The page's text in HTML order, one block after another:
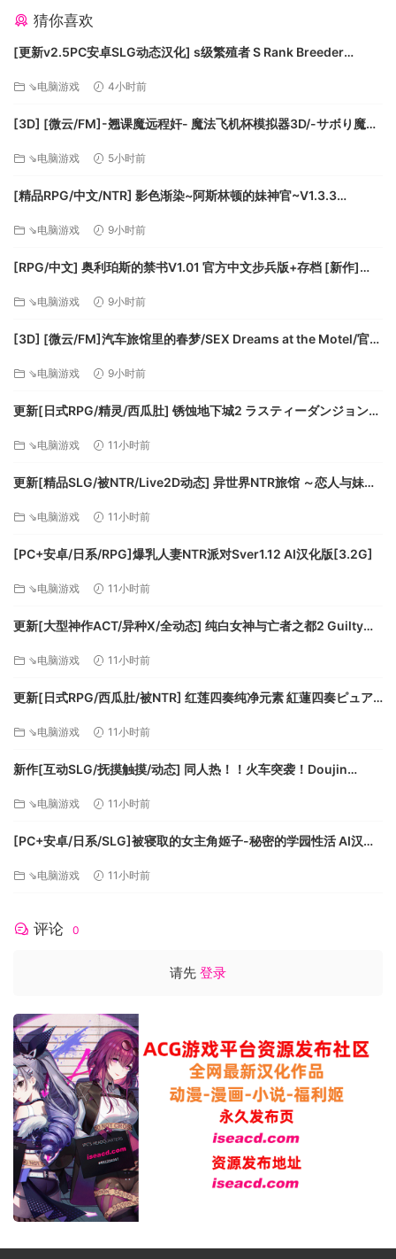
掉潮流罪犯们！使用特别定制武器来修补潮流漏洞：拿出正义
腰带，将不好好穿裤子的人就地正法；让袜子地精解决那些穿
略，想尽办法让特德波利斯再次成为潮流的避风港吧！
物，以及穿街走巷畅饮鸡尾酒！活出风采吧！教化潮流罪犯
密套装；接触时尚的上流人士，探索这个奇妙故事背后的真相
——这一大堆潮流罪犯都是从哪儿冒出来的！？
猜你喜欢
[更新v2.5PC安卓SLG动态汉化] s级繁殖者 S Rank Breeder
⇘电脑游戏 4小时前
[3D] [微云/FM]-翘课魔远程奸- 魔法飞机杯模拟器3D/-サボり魔遠
⇘电脑游戏 5小时前
[精品RPG/中文/NTR] 影色渐染~阿斯林顿的妹神官~V1.3.3
[FM/7.5G/百度]
⇘电脑游戏 9小时前
[RPG/中文] 奥利珀斯的禁书V1.01 官方中文步兵版+存档 [新作]
⇘电脑游戏 9小时前
[3D] [微云/FM]汽车旅馆里的春梦/SEX Dreams at the Motel/官中
⇘电脑游戏 9小时前
更新[日式RPG/精灵/西瓜肚] 锈蚀地下城2 ラスティーダンジョン2
⇘电脑游戏 11小时前
更新[精品SLG/被NTR/Live2D动态] 异世界NTR旅馆 ～恋人与妹妹
⇘电脑游戏 11小时前
[PC+安卓/日系/RPG]爆乳人妻NTR派对Sver1.12 AI汉化版[3.2G]
⇘电脑游戏 11小时前
更新[大型神作ACT/异种X/全动态] 纯白女神与亡者之都2 Guilty
⇘电脑游戏 11小时前
更新[日式RPG/西瓜肚/被NTR] 红莲四奏纯净元素 紅蓮四奏ピュア
⇘电脑游戏 11小时前
新作[互动SLG/抚摸触摸/动态] 同人热！！火车突袭！Doujin
⇘电脑游戏 11小时前
[PC+安卓/日系/SLG]被寝取的女主角姬子-秘密的学园性活 AI汉化
⇘电脑游戏 11小时前
评论 0
请先 登录